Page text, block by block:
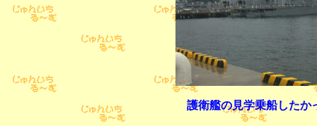
護衛艦の見学乗船したか